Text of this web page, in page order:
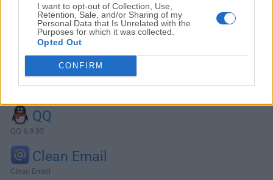
I want to opt-out of Collection, Use,
Retention, Sale, and/or Sharing of my
Personal Data that Is Unrelated with the
Purposes for which it was collected.
Opted Out
CONFIRM
Alternativas y Software Similar
QQ
QQ 6.9.95
Clean Email
Clean Email